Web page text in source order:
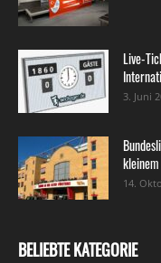
Live-
3. Juni
14.
BELIEBTE KATEGORIE